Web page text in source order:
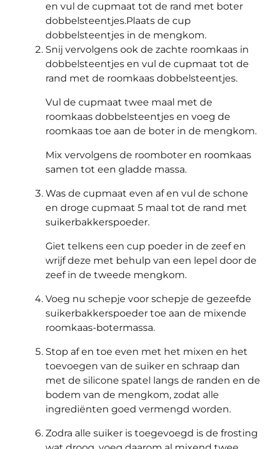
en vul de cupmaat tot de rand met boter
dobbelsteentjes.Plaats de cup
dobbelsteentjes in de mengkom.
Snij vervolgens ook de zachte roomkaas in
dobbelsteentjes en vul de cupmaat tot de
rand met de roomkaas dobbelsteentjes.
Vul de cupmaat twee maal met de
roomkaas dobbelsteentjes en voeg de
roomkaas toe aan de boter in de mengkom.
Mix vervolgens de roomboter en roomkaas
samen tot een gladde massa.
Was de cupmaat even af en vul de schone
en droge cupmaat 5 maal tot de rand met
suikerbakkerspoeder.
Giet telkens een cup poeder in de zeef en
wrijf deze met behulp van een lepel door de
zeef in de tweede mengkom.
Voeg nu schepje voor schepje de gezeefde
suikerbakkerspoeder toe aan de mixende
roomkaas-botermassa.
Stop af en toe even met het mixen en het
toevoegen van de suiker en schraap dan
met de silicone spatel langs de randen en de
bodem van de mengkom, zodat alle
ingrediënten goed vermengd worden.
Zodra alle suiker is toegevoegd is de frosting